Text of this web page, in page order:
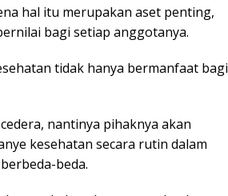
hal itu merupakan aset penting,
bagi setiap anggotanya.
tidak hanya bermanfaat bagi
nantinya pihaknya akan
kesehatan secara rutin dalam
beda.